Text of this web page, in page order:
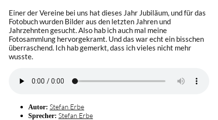
Einer der Vereine bei uns hat dieses Jahr Jubiläum, und für das
Fotobuch wurden Bilder aus den letzten Jahren und
Jahrzehnten gesucht. Also hab ich auch mal meine
Fotosammlung hervorgekramt. Und das war echt ein bisschen
überraschend. Ich hab gemerkt, dass ich vieles nicht mehr
wusste.
Autor: Stefan Erbe
Sprecher: Stefan Erbe